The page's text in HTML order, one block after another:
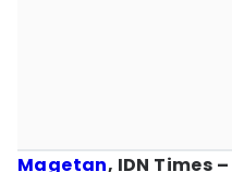
Magetan, IDN Times –